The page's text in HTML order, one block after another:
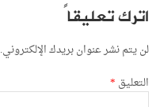
اترك تعليقاً
لن يتم نشر عنوان بريدك الإلكتروني.
التعليق *